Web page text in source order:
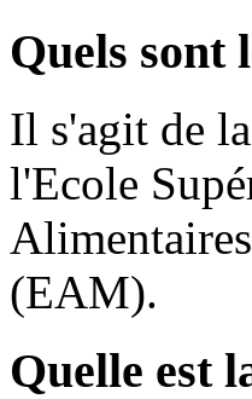
Quels sont
Il s'agit de
l'Ecole
(EAM).
Quelle est